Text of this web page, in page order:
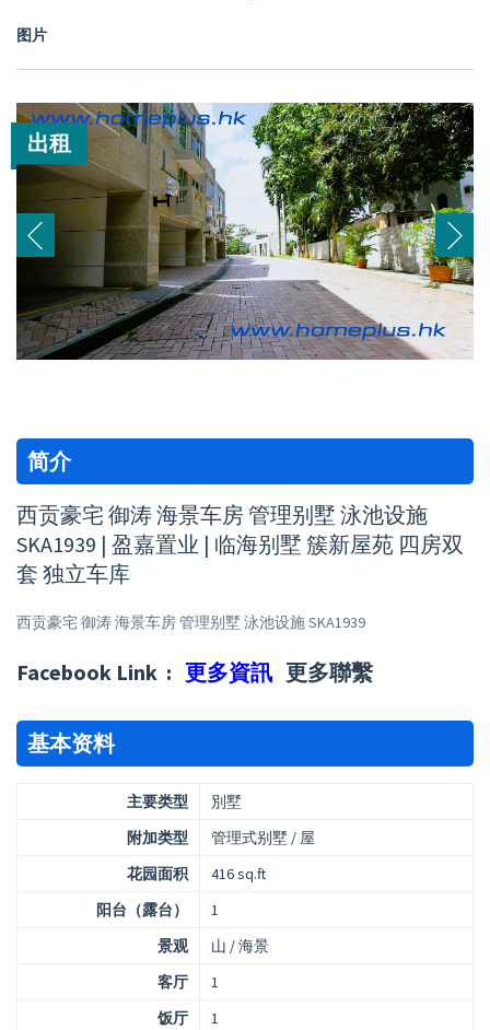
图片
出租
简介
西贡豪宅 御涛 海景车房 管理别墅 泳池设施
SKA1939 | 盈嘉置业 | 临海别墅 簇新屋苑 四房双
套 独立车库
西贡豪宅 御涛 海景车房 管理别墅 泳池设施 SKA1939
Facebook Link : 更多資訊 更多聯繫
基本资料
主要类型
別墅
附加类型
管理式别墅 / 屋
花园面积
416 sq.ft
阳台（露台）
1
景观
山 / 海景
客厅
1
饭厅
1